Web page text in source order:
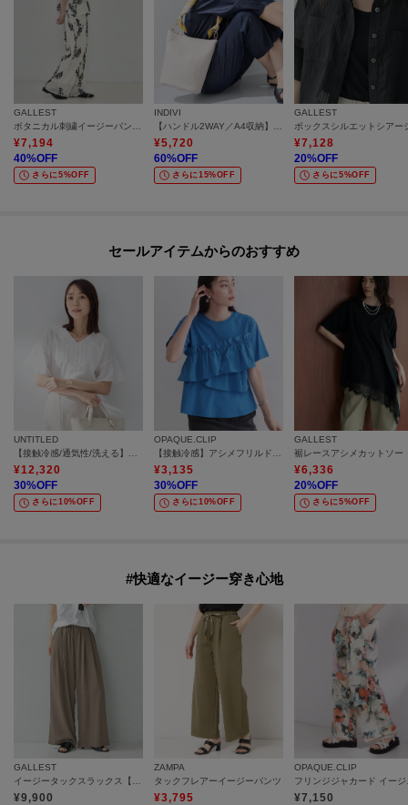
GALLEST
¥7,194
40%OFF
さらに5%OFF
INDIVI
¥5,720
60%OFF
さらに15%OFF
GALLEST
¥7,128
20%OFF
さらに5%OFF
セールアイテムからのおすすめ
UNTITLED
【接触冷感/通気性/洗える】Vネックフリルブラウス
¥12,320
30%OFF
さらに10%OFF
OPAQUE.CLIP
【接触冷感】アシメフリルドッキングカットソー《洗濯機OK》
¥3,135
30%OFF
さらに10%OFF
GALLEST
裾レースアシメカットソー
¥6,336
20%OFF
さらに5%OFF
#快適なイージー穿き心地
GALLEST
¥9,900
ZAMPA
タックフレアーイージーパンツ
¥3,795
OPAQUE.CLIP
¥7,150